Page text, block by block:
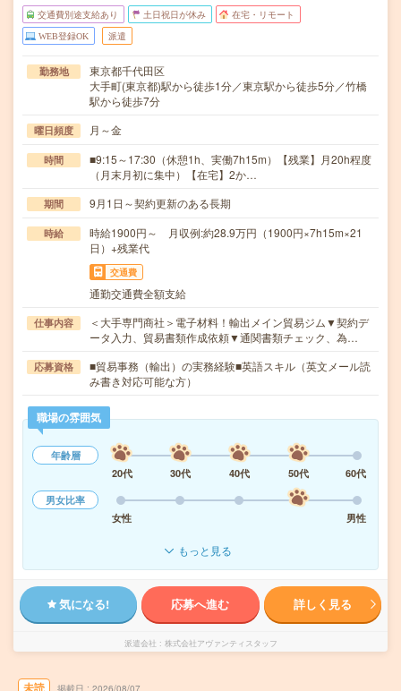
交通費別途支給あり 土日祝日が休み 在宅・リモート
WEB登録OK 派遣
勤務地
東京都千代田区
大手町(東京都)駅から徒歩1分／東京駅から徒歩5分／竹橋
駅から徒歩7分
曜日頻度 月～金
時間
■9:15～17:30（休憩1h、実働7h15m）【残業】月20h程度
（月末月初に集中）【在宅】2か…
期間 9月1日～契約更新のある長期
時給
時給1900円～ 月収例:約28.9万円（1900円×7h15m×21
日）+残業代
交通費
通勤交通費全額支給
仕事内容
＜大手専門商社＞電子材料！輸出メイン貿易ジム▼契約デ
ータ入力、貿易書類作成依頼▼通関書類チェック、為…
応募資格
■貿易事務（輸出）の実務経験■英語スキル（英文メール読
み書き対応可能な方）
職場の雰囲気
年齢層
20代
30代 40代 50代
60代
男女比率
女性
男性
もっと見る
気になる! 応募へ進む 詳しく見る
派遣会社 株式会社アヴァンティスタッフ
未読 掲載日 2026/08/07